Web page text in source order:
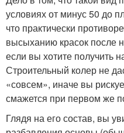
условиях от минус 50 до
что практически
высыханию красок после
если вы хотите получить
Строительный колер не
«совсем», иначе вы
смажется при первом же
Глядя на его состав, вы